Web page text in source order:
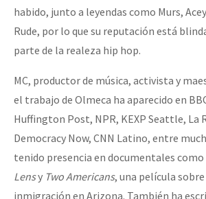
habido, junto a leyendas como Murs,
Rude, por lo que su reputación está
parte de la realeza hip hop.
MC, productor de música, activista y
el trabajo de Olmeca ha aparecido en
Huffington Post, NPR, KEXP Seattle, La
Democracy Now, CNN Latino, entre
tenido presencia en documentales como
Lensy Two Americans, una película
inmigración en Arizona. También ha